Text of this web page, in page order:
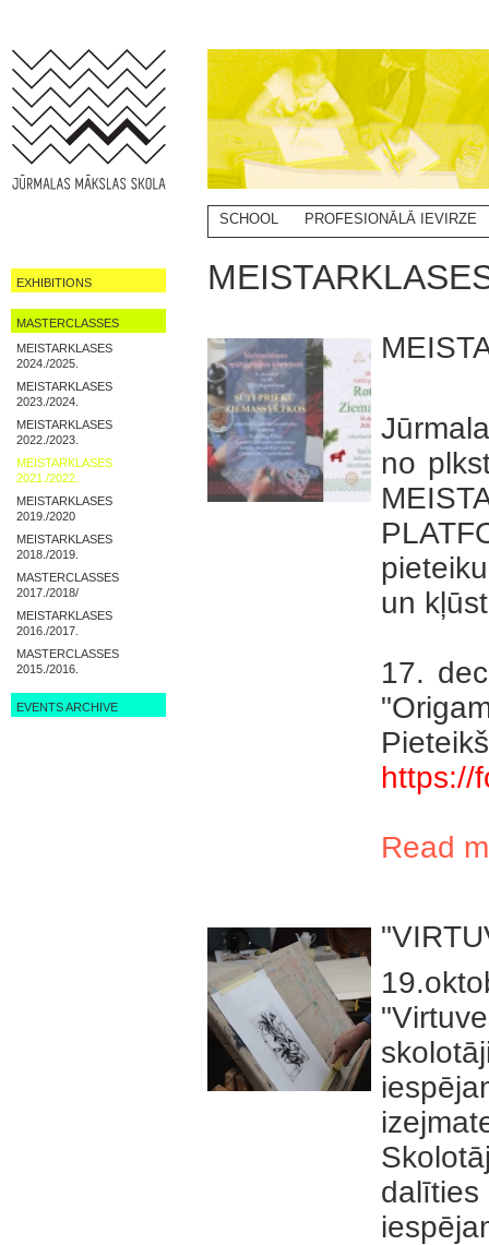
EXHIBITIONS
MASTERCLASSES
MEISTARKLASES
2024./2025.
MEISTARKLASES
2023./2024.
MEISTARKLASES
2022./2023.
MEISTARKLASES
2021./2022.
MEISTARKLASES
2019./2020
MEISTARKLASES
2018./2019.
MASTERCLASSES
2017./2018/
MEISTARKLASES
2016./2017.
MASTERCLASSES
2015./2016.
EVENTS ARCHIVE
SCHOOL PROFESIONĀLĀ IEVIRZE
no
un
17.
https://
Read